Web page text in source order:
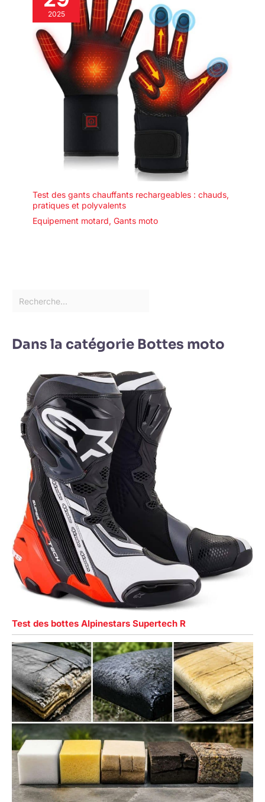
2025
Test des gants chauffants rechargeables : chauds,
pratiques et polyvalents
Equipement motard, Gants moto
Dans la catégorie Bottes moto
Test des bottes Alpinestars Supertech R